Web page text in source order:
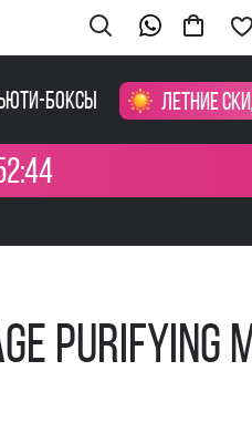
боксы Летние
Purifying